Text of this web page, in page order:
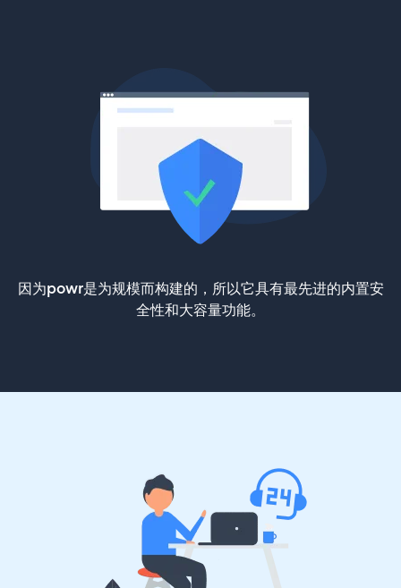
因为powr是为规模而构建的，所以它具有最先进的内置安
全性和大容量功能。